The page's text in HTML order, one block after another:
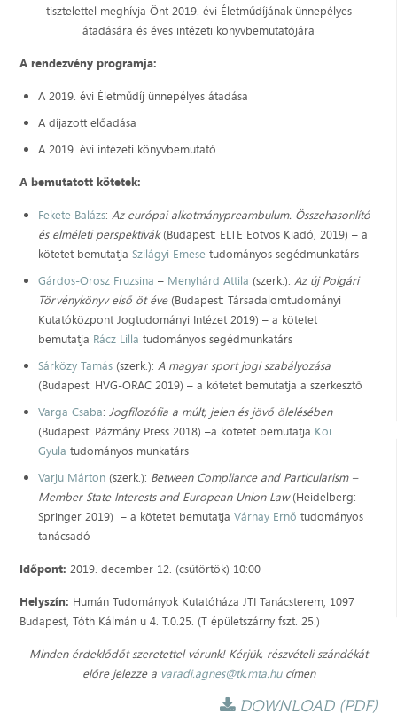
tisztelettel meghívja Önt 2019. évi Életműdíjának ünnepélyes
átadására és éves intézeti könyvbemutatójára
A rendezvény programja:
A 2019. évi Életműdíj ünnepélyes átadása
A díjazott előadása
A 2019. évi intézeti könyvbemutató​
A bemutatott kötetek:
Fekete Balázs: Az európai alkotmánypreambulum. Összehasonlító
és elméleti perspektívák(Budapest: ELTE Eötvös Kiadó, 2019) – a
kötetet bemutatja Szilágyi Emesetudományos segédmunkatárs
Gárdos-Orosz Fruzsina – Menyhárd Attila (szerk.): Az új Polgári
Törvénykönyv első öt éve (Budapest: Társadalomtudományi
Kutatóközpont Jogtudományi Intézet 2019) – a kötetet
bemutatja Rácz Lilla tudományos segédmunkatárs
Sárközy Tamás(szerk.): A magyar sport jogi szabályozása
(Budapest: HVG-ORAC 2019) – a kötetet bemutatja a szerkesztő
Varga Csaba: Jogfilozófia a múlt, jelen és jövő ölelésében
(Budapest: Pázmány Press 2018) –a kötetet bemutatja Koi
Gyula tudományos munkatárs
Varju Márton(szerk.): Between Compliance and Particularism –
Member State Interests and European Union Law(Heidelberg:
Springer 2019) – a kötetet bemutatja Várnay Ernő tudományos
tanácsadó
Időpont: 2019. december 12. (csütörtök) 10:00
Helyszín: Humán Tudományok Kutatóháza JTI Tanácsterem, 1097
Budapest, Tóth Kálmán u 4. T.0.25. (T épületszárny fszt. 25.)
Minden érdeklődőt szeretettel várunk! Kérjük, részvételi szándékát
előre jelezze a varadi.agnes@tk.mta.hucímen
DOWNLOAD (PDF)